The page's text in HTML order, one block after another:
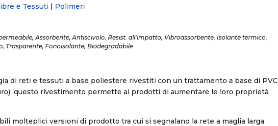
e Tessuti | Polimeri
Assorbente, Antiscivolo, Resist. all'impatto, Vibroassorbente, Isolante termico,
Trasparente, Fonoisolante, Biodegradabile
di reti e tessuti a base poliestere rivestiti con un trattamento a base di PVC
questo rivestimento permette ai prodotti di aumentare le loro proprietà
molteplici versioni di prodotto tra cui si segnalano la rete a maglia larga